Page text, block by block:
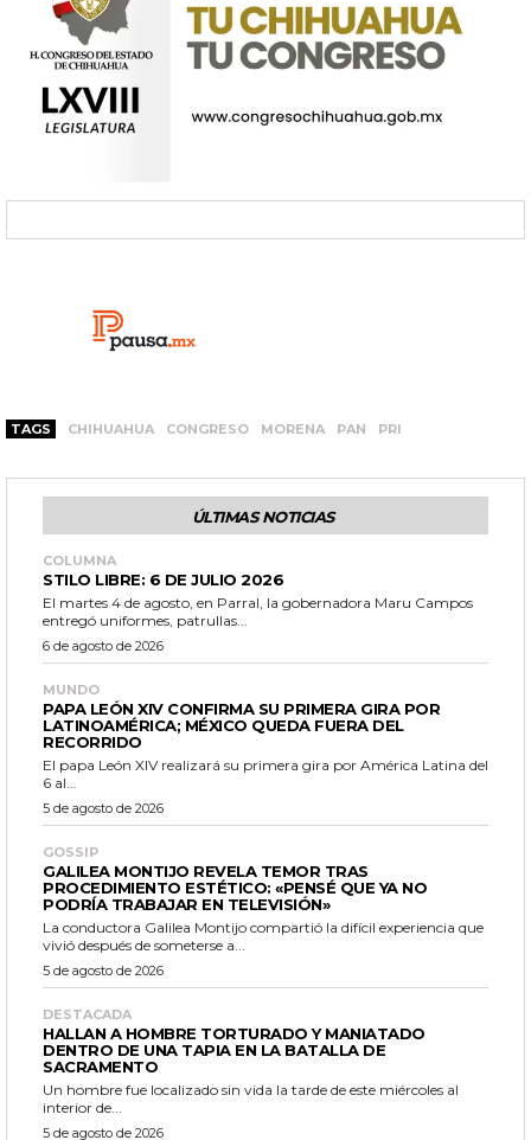
TAGS CHIHUAHUA CONGRESO MORENA PAN PRI
ÚLTIMAS NOTICIAS
COLUMNA
STILO LIBRE: 6 DE JULIO 2026
El martes 4 de agosto, en Parral, la gobernadora Maru Campos
entregó uniformes, patrullas...
6 de agosto de 2026
MUNDO
PAPA LEÓN XIV CONFIRMA SU PRIMERA GIRA POR
LATINOAMÉRICA; MÉXICO QUEDA FUERA DEL
RECORRIDO
El papa León XIV realizará su primera gira por América Latina del
6 al...
5 de agosto de 2026
GOSSIP
GALILEA MONTIJO REVELA TEMOR TRAS
PROCEDIMIENTO ESTÉTICO: «PENSÉ QUE YA NO
PODRÍA TRABAJAR EN TELEVISIÓN»
La conductora Galilea Montijo compartió la difícil experiencia que
vivió después de someterse a...
5 de agosto de 2026
DESTACADA
HALLAN A HOMBRE TORTURADO Y MANIATADO
DENTRO DE UNA TAPIA EN LA BATALLA DE
SACRAMENTO
Un hombre fue localizado sin vida la tarde de este miércoles al
interior de...
5 de agosto de 2026